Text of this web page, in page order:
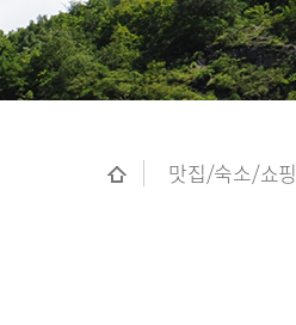
맛집/숙소/쇼핑